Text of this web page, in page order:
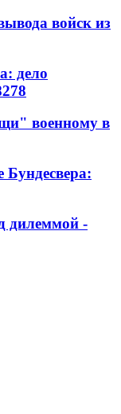
войск из
дело
военному в
дилеммой -